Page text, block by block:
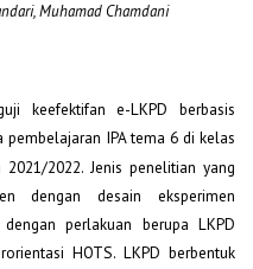
Muhamad Chamdani
keefektifan e-LKPD berbasis
pembelajaran IPA tema 6 di kelas
2022. Jenis penelitian yang
dengan desain eksperimen
perlakuan berupa LKPD
HOTS. LKPD berbentuk